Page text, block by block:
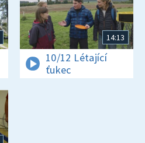
14:13
10/12 Létající
ťukec